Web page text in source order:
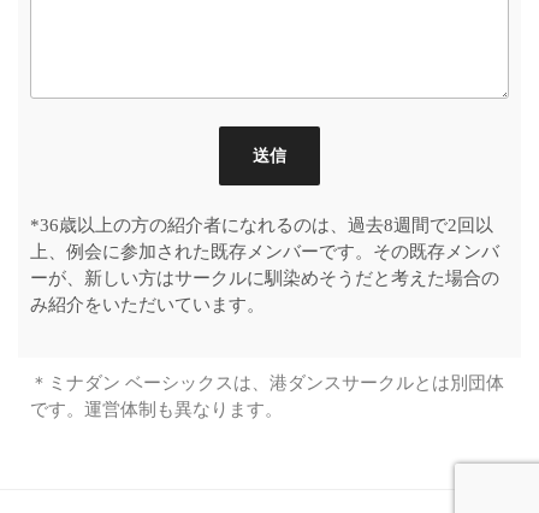
*36歳以上の方の紹介者になれるのは、過去8週間で2回以
上、例会に参加された既存メンバーです。その既存メンバ
ーが、新しい方はサークルに馴染めそうだと考えた場合の
み紹介をいただいています。
＊ミナダン ベーシックスは、港ダンスサークルとは別団体
です。運営体制も異なります。